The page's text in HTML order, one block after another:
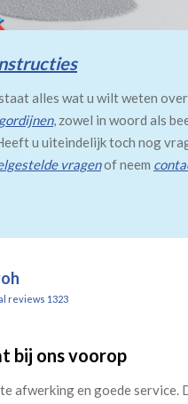
alles wat u wilt weten over
, zowel in woord als
u uiteindelijk toch nog
vragenof neem
reviews 1323
bij ons voorop
afwerking en goede service.